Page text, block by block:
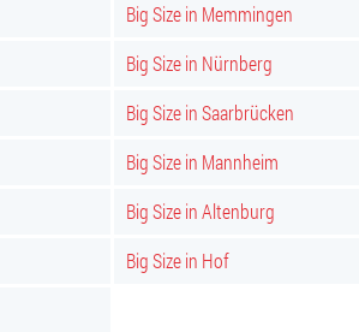
Big Size in Memmingen
Big Size in Nürnberg
Big Size in Saarbrücken
Big Size in Mannheim
Big Size in Altenburg
Big Size in Hof